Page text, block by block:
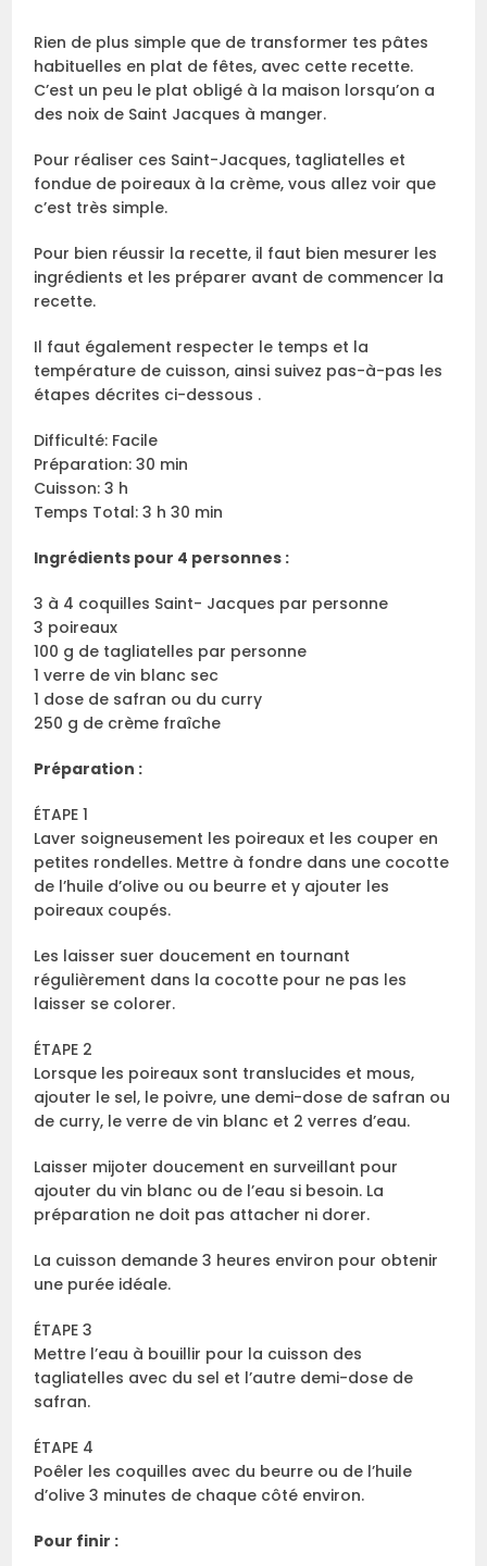
Rien de plus simple que de transformer tes pâtes
habituelles en plat de fêtes, avec cette recette.
C’est un peu le plat obligé à la maison lorsqu’on a
des noix de Saint Jacques à manger.
Pour réaliser ces Saint-Jacques, tagliatelles et
fondue de poireaux à la crème, vous allez voir que
c’est très simple.
Pour bien réussir la recette, il faut bien mesurer les
ingrédients et les préparer avant de commencer la
recette.
Il faut également respecter le temps et la
température de cuisson, ainsi suivez pas-à-pas les
étapes décrites ci-dessous .
Difficulté: Facile
Préparation: 30 min
Cuisson: 3 h
Temps Total: 3 h 30 min
Ingrédients pour 4 personnes :
3 à 4 coquilles Saint- Jacques par personne
3 poireaux
100 g de tagliatelles par personne
1 verre de vin blanc sec
1 dose de safran ou du curry
250 g de crème fraîche
Préparation :
ÉTAPE 1
Laver soigneusement les poireaux et les couper en
petites rondelles. Mettre à fondre dans une cocotte
de l’huile d’olive ou ou beurre et y ajouter les
poireaux coupés.
Les laisser suer doucement en tournant
régulièrement dans la cocotte pour ne pas les
laisser se colorer.
ÉTAPE 2
Lorsque les poireaux sont translucides et mous,
ajouter le sel, le poivre, une demi-dose de safran ou
de curry, le verre de vin blanc et 2 verres d’eau.
Laisser mijoter doucement en surveillant pour
ajouter du vin blanc ou de l’eau si besoin. La
préparation ne doit pas attacher ni dorer.
La cuisson demande 3 heures environ pour obtenir
une purée idéale.
ÉTAPE 3
Mettre l’eau à bouillir pour la cuisson des
tagliatelles avec du sel et l’autre demi-dose de
safran.
ÉTAPE 4
Poêler les coquilles avec du beurre ou de l’huile
d’olive 3 minutes de chaque côté environ.
Pour finir :